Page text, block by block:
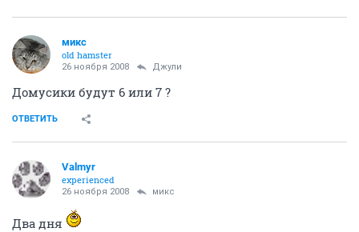
микс
old hamster
26 ноября 2008 Джули
Домусики будут 6 или 7 ?
ОТВЕТИТЬ
Valmyr
experienced
26 ноября 2008 микс
Два дня